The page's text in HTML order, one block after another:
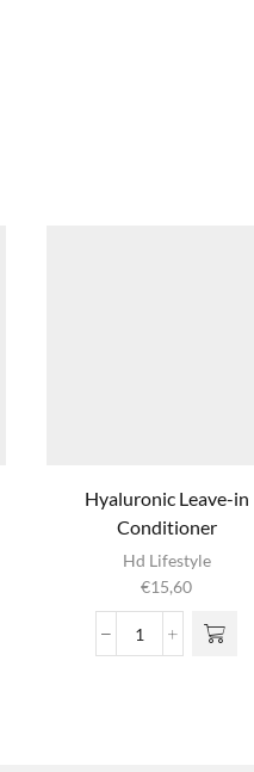
Hyaluronic Leave-in
Conditioner
Hd Lifestyle
€15,60
Hyaluronic